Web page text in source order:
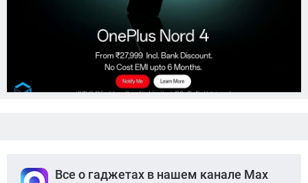
Все о гаджетах в нашем канале Max